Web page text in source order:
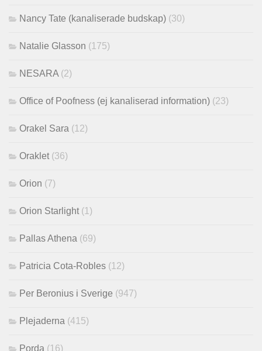
Nancy Tate (kanaliserade budskap) (30)
Natalie Glasson (175)
NESARA (2)
Office of Poofness (ej kanaliserad information) (23)
Orakel Sara (12)
Oraklet (36)
Orion (7)
Orion Starlight (1)
Pallas Athena (69)
Patricia Cota-Robles (12)
Per Beronius i Sverige (947)
Plejaderna (415)
Porda (16)